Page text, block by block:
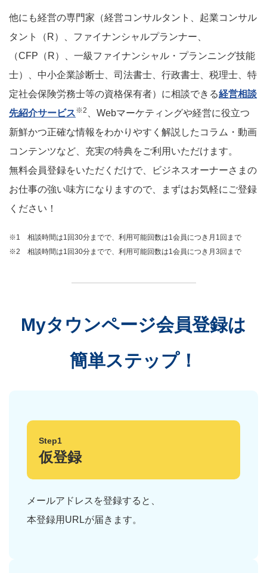
他にも経営の専門家（経営コンサルタント、起業コンサル
タント（R）、ファイナンシャルプランナー、
（CFP（R）、一級ファイナンシャル・プランニング技能
士）、中小企業診断士、司法書士、行政書士、税理士、特
定社会保険労務士等の資格保有者）に相談できる経営相談
先紹介サービス※2
、Webマーケティングや経営に役立つ
新鮮かつ正確な情報をわかりやすく解説したコラム・動画
コンテンツなど、充実の特典をご利用いただけます。
無料会員登録をいただくだけで、ビジネスオーナーさまの
お仕事の強い味方になりますので、まずはお気軽にご登録
ください！
※1 相談時間は1回30分までで、利用可能回数は1会員につき月1回まで
※2 相談時間は1回30分までで、利用可能回数は1会員につき月3回まで
Myタウンページ会員登録は
簡単ステップ！
Step1
仮登録
メールアドレスを登録すると、
本登録用URLが届きます。